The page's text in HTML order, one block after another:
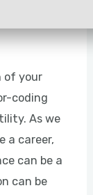
of your
coding
As we
a career,
can be a
can be